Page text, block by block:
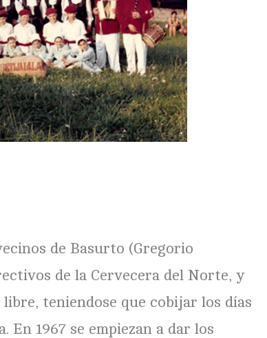
de Basurto (Gregorio
de la Cervecera del Norte, y
teniendose que cobijar los días
1967 se empiezan a dar los